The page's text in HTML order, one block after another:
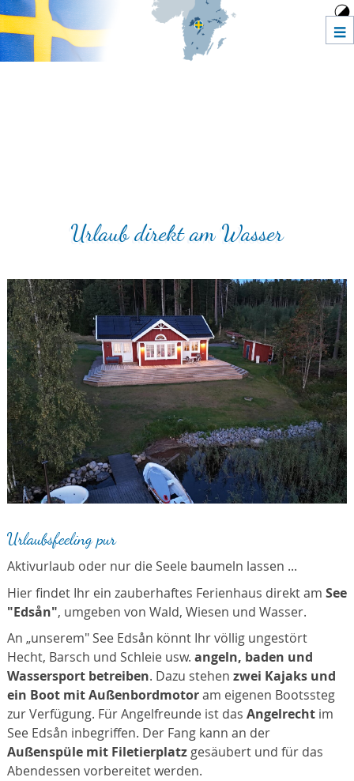
m
Urlaub direkt am Wasser
Urlaubsfeeling pur
Aktivurlaub oder nur die Seele baumeln lassen ...
Hier findet Ihr ein zauberhaftes Ferienhaus direkt am See
"Edsån", umgeben von Wald, Wiesen und Wasser.
An „unserem" See Edsån könnt Ihr völlig ungestört
Hecht, Barsch und Schleie usw. angeln, baden und
Wassersport betreiben. Dazu stehen zwei Kajaks und
ein Boot mit Außenbordmotoram eigenen Bootssteg
zur Verfügung. Für Angelfreunde ist das Angelrechtim
See Edsån inbegriffen. Der Fang kann an der
Außenspüle mit Filetierplatzgesäubert und für das
Abendessen vorbereitet werden.